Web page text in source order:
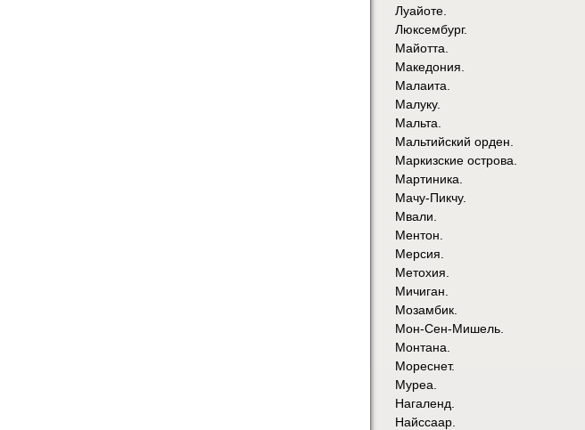
Луайоте.
Люксембург.
Майотта.
Македония.
Малаита.
Малуку.
Мальта.
Мальтийский орден.
Маркизские острова.
Мартиника.
Мачу-Пикчу.
Мвали.
Ментон.
Мерсия.
Метохия.
Мичиган.
Мозамбик.
Мон-Сен-Мишель.
Монтана.
Мореснет.
Муреа.
Нагаленд.
Найссаар.